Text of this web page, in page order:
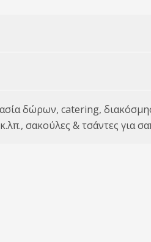
δώρων, catering,
σακούλες & τσάντες για